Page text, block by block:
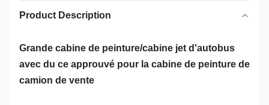
Product Description
Grande cabine de peinture/cabine jet d'autobus
avec du ce approuvé pour la cabine de peinture de
camion de vente